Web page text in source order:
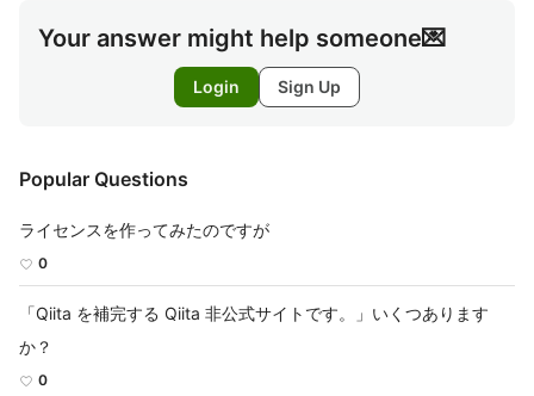
Your answer might help someone💌
Login Sign Up
Popular Questions
ライセンスを作ってみたのですが
0
「Qiita を補完する Qiita 非公式サイトです。」いくつあります
か？
0